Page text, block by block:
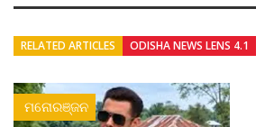
RELATED ARTICLES ODISHA NEWS LENS 4.1
ମନୋରଞ୍ଜନ